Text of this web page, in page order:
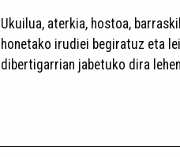
Ukuilua, aterkia, hostoa,
honetako irudiei begiratuz eta
dibertigarrian jabetuko dira